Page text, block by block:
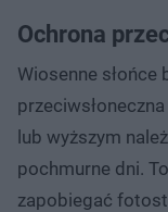
Ochrona
Wiosenne
lub wyższym
pochmurne dni.
zapobiegać